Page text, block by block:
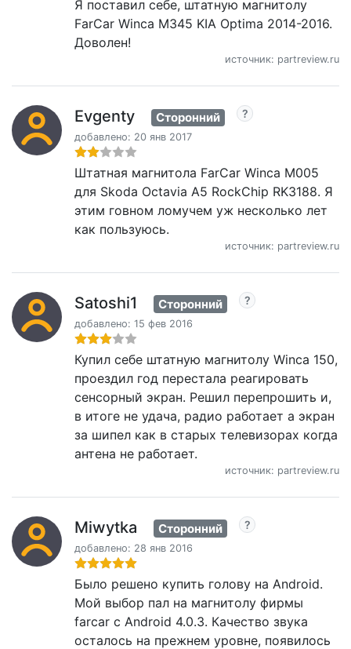
Я поставил себе, штатную магнитолу
FarCar Winca M345 KIA Optima 2014-2016.
Доволен!
источник: partreview.ru
Evgenty Сторонний
добавлено: 20 янв 2017
Штатная магнитола FarCar Winca M005
для Skoda Octavia A5 RockChip RK3188. Я
этим говном ломучем уж несколько лет
как пользуюсь.
источник: partreview.ru
Satoshi1 Сторонний
добавлено: 15 фев 2016
Купил себе штатную магнитолу Winca 150,
проездил год перестала реагировать
сенсорный экран. Решил перепрошить и,
в итоге не удача, радио работает а экран
за шипел как в старых телевизорах когда
антена не работает.
источник: partreview.ru
Miwytka Сторонний
добавлено: 28 янв 2016
Было решено купить голову на Android.
Мой выбор пал на магнитолу фирмы
farcar c Android 4.0.3. Качество звука
осталось на прежнем уровне, появилось